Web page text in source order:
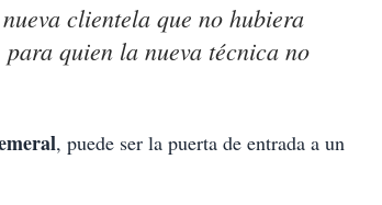
clientela que no hubiera
quien la nueva técnica no
, puede ser la puerta de entrada a un